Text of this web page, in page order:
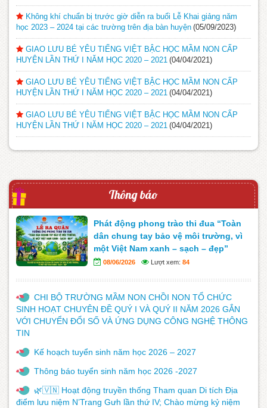
Không khí chuẩn bị trước giờ diễn ra buổi Lễ Khai giảng năm
học 2023 – 2024 tại các trường trên địa bàn huyện (05/09/2023)
GIAO LƯU BÉ YÊU TIẾNG VIỆT BẬC HỌC MẦM NON CẤP
HUYỆN LẦN THỨ I NĂM HỌC 2020 – 2021 (04/04/2021)
GIAO LƯU BÉ YÊU TIẾNG VIỆT BẬC HỌC MẦM NON CẤP
HUYỆN LẦN THỨ I NĂM HỌC 2020 – 2021 (04/04/2021)
GIAO LƯU BÉ YÊU TIẾNG VIỆT BẬC HỌC MẦM NON CẤP
HUYỆN LẦN THỨ I NĂM HỌC 2020 – 2021 (04/04/2021)
Thông báo
Phát động phong trào thi đua “Toàn
dân chung tay bảo vệ môi trường, vì
một Việt Nam xanh – sạch – đẹp”
08/06/2026 Lượt xem: 84
CHI BỘ TRƯỜNG MẦM NON CHỒI NON TỔ CHỨC
SINH HOẠT CHUYÊN ĐỀ QUÝ I VÀ QUÝ II NĂM 2026 GẮN
VỚI CHUYỂN ĐỔI SỐ VÀ ỨNG DỤNG CÔNG NGHỆ THÔNG
TIN
Kế hoạch tuyển sinh năm học 2026 – 2027
Thông báo tuyển sinh năm học 2026 -2027
🌿🇻🇳 Hoạt động truyền thống Tham quan Di tích Địa
điểm lưu niệm N’Trang Gưh lần thứ IV; Chào mừng kỷ niệm